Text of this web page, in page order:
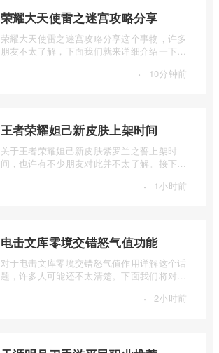
荣耀大天使雷之迷宫攻略分享
荣耀大天使雷之迷宫攻略分享这个事物，许多
朋友不太了解，下面我们就来详细介绍一下荣
· 10分钟前
王者荣耀妲己新皮肤上架时间
关于王者荣耀妲己新皮肤紫罗兰之誓上架时
间，也许有不少朋友对此并不太了解。接下来
· 1小时前
电击文库零境交错怒气值功能
对于电击文库零境交错怒气值作用详解这个话
题，许多人可能还不太清楚。下面我们将对电
· 2小时前